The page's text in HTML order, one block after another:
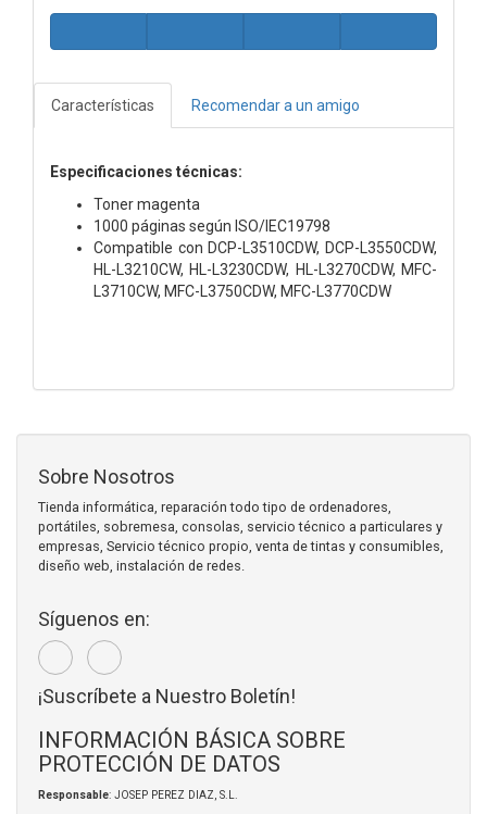
Características Recomendar a un amigo
Especificaciones técnicas:
Toner magenta
1000 páginas según ISO/IEC19798
Compatible con DCP-L3510CDW, DCP-L3550CDW,
HL-L3210CW, HL-L3230CDW, HL-L3270CDW, MFC-
L3710CW, MFC-L3750CDW, MFC-L3770CDW
Sobre Nosotros
Tienda informática, reparación todo tipo de ordenadores,
portátiles, sobremesa, consolas, servicio técnico a particulares y
empresas, Servicio técnico propio, venta de tintas y consumibles,
diseño web, instalación de redes.
Síguenos en:
¡Suscríbete a Nuestro Boletín!
INFORMACIÓN BÁSICA SOBRE
PROTECCIÓN DE DATOS
Responsable: JOSEP PEREZ DIAZ, S.L.